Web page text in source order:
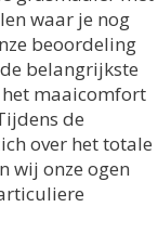
waar je nog
beoordeling
belangrijkste
maaicomfort
de
over het totale
wij onze ogen